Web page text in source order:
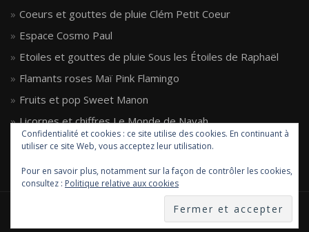
Coeurs et gouttes de pluie Clém Petit Coeur
Espace Cosmo Paul
Etoiles et gouttes de pluie Sous les Étoiles de Raphaël
Flamants roses Maï Pink Flamingo
Fruits et pop Sweet Manon
Licornes et chiffres Le Monde de Nayah
Super-héro Super Milo
Confidentialité et cookies : ce site utilise des cookies. En continuant à
utiliser ce site Web, vous acceptez leur utilisation.
Pour en savoir plus, notamment sur la façon de contrôler les cookies,
consultez : Politique relative aux cookies